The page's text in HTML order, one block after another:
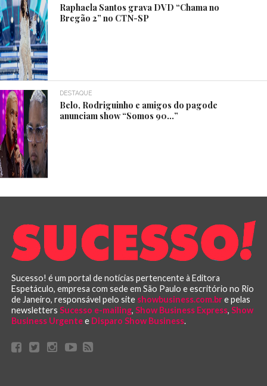
Raphaela Santos grava DVD “Chama no
Bregão 2” no CTN-SP
DESTAQUE
Belo, Rodriguinho e amigos do pagode
anunciam show “Somos 90…”
Sucesso! é um portal de notícias pertencente à Editora
Espetáculo, empresa com sede em São Paulo e escritório no Rio
de Janeiro, responsável pelo site showbusiness.com.bre pelas
newsletters Sucesso e-mailing, Show Business Express, Show
Business Urgentee Disparo Show Business.